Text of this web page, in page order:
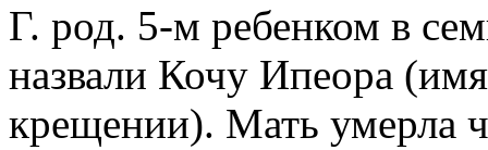
Г. род. 5-м ребенком в
назвали Кочу Ипеора
крещении). Мать умерла